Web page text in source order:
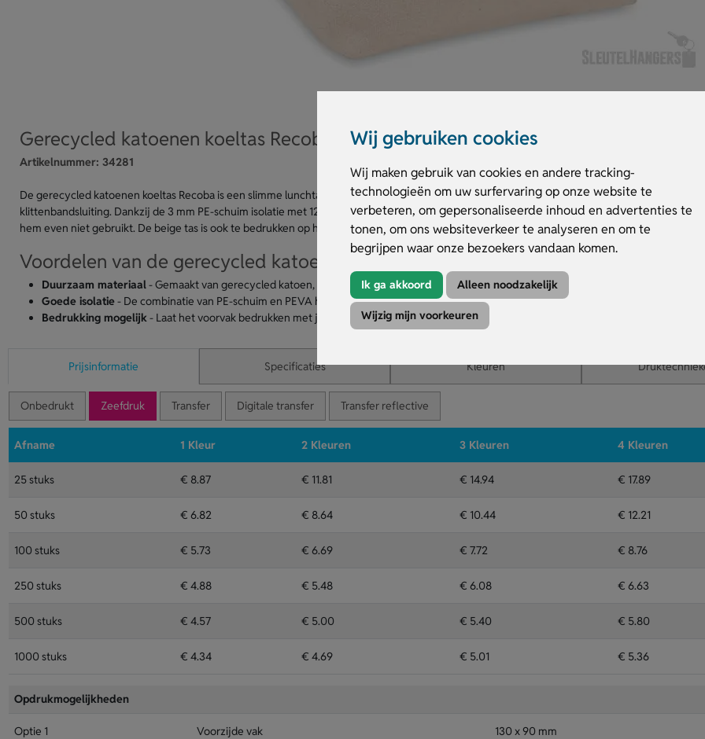
Wij gebruiken cookies
Wij maken gebruik van cookies en andere tracking-
technologieën om uw surfervaring op onze website te
verbeteren, om gepersonaliseerde inhoud en advertenties te
tonen, om ons websiteverkeer te analyseren en om te
begrijpen waar onze bezoekers vandaan komen.
Ik ga akkoord Alleen noodzakelijk
Wijzig mijn voorkeuren
Gerecycled katoenen koeltas Recoba
Artikelnummer: 34281
De gerecycled katoenen koeltas Recoba is een slimme lunchtas voor onderweg. Gemaakt van gerecycled katoen en heeft een handige
klittenbandsluiting. Dankzij de 3 mm PE-schuim isolatie met 12C PEVA blijven je snacks en drankjes langer koel. Extra handig: je vouwt hem
hem even niet gebruikt. De beige tas is ook te bedrukken op het voorvak met logo, naam of eigen ontwerp. Bestel of vraag een prijs op.
Voordelen van de gerecycled katoenen koeltas Recoba
Duurzaam materiaal- Gemaakt van gerecycled katoen, een verantwoorde keuze voor dagelijks gebruik.
Goede isolatie- De combinatie van PE-schuim en PEVA helpt je eten en drinken langer koel te houden.
Bedrukking mogelijk- Laat het voorvak bedrukken met je logo, naam of ontwerp voor een opvallende en persoonlijke uitstraling.
Prijsinformatie Specificaties Kleuren
Onbedrukt Zeefdruk Transfer Digitale transfer Transfer reflective
Afname 1 Kleur 2 Kleuren 3 Kleuren 4 Kleuren
25 stuks € 8.87 € 11.81 € 14.94 € 17.89
50 stuks € 6.82 € 8.64 € 10.44 € 12.21
100 stuks € 5.73 € 6.69 € 7.72 € 8.76
250 stuks € 4.88 € 5.48 € 6.08 € 6.63
500 stuks € 4.57 € 5.00 € 5.40 € 5.80
1000 stuks € 4.34 € 4.69 € 5.01 € 5.36
Opdrukmogelijkheden
Optie 1 Voorzijde vak 130 x 90 mm